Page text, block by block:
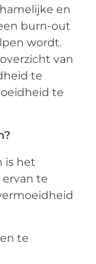
en
burn-out
wordt.
van
te
te
is het
te
te